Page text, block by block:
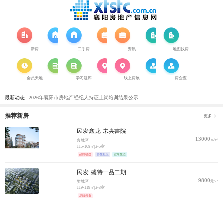
新房 二手房 资讯 地图找房
会员天地 学习题库 线上房展 房企查
最新动态 2026年襄阳市房地产经纪人持证上岗培训结果公示
东津世纪城 | 超6老友季 | 我的大城我的家
泡沫一夏·邻里同乐｜国投·襄阳府夏日泡泡泳池派对清凉启幕
推荐新房 更多
民发鑫龙·未央書院
襄城区 13000元/㎡
115-168㎡|3-5室
品牌楼盘 养生社区 宜居生态
民发·盛特一品二期
樊城区 9800元/㎡
119-119㎡ 3-3室
品牌楼盘